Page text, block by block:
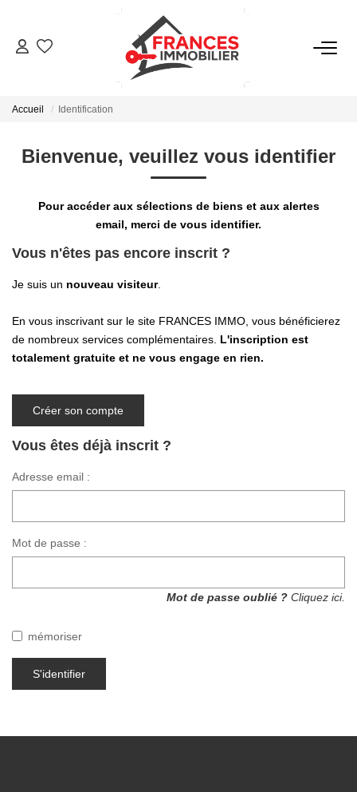
GESTION LOCATIVE
ESTIMATION
CONTACT
Accueil Identification
Bienvenue, veuillez vous identifier
Pour accéder aux sélections de biens et aux alertes
email, merci de vous identifier.
Vous n'êtes pas encore inscrit ?
Je suis un nouveau visiteur.
En vous inscrivant sur le site FRANCES IMMO, vous bénéficierez
de nombreux services complémentaires. L'inscription est
totalement gratuite et ne vous engage en rien.
Créer son compte
Vous êtes déjà inscrit ?
Adresse email :
Mot de passe :
Mot de passe oublié ? Cliquez ici.
mémoriser
S'identifier